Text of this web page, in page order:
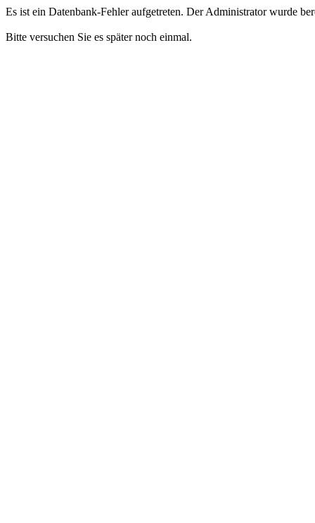
Es ist ein Datenbank-Fehler aufgetreten. Der Administrator wurde
Bitte versuchen Sie es später noch einmal.